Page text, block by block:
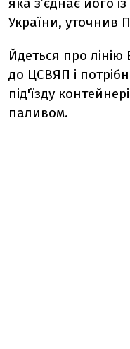
яка з’єднає його
України, уточнив
Йдеться про лінію
до ЦСВЯП і
під'їзду
паливом.